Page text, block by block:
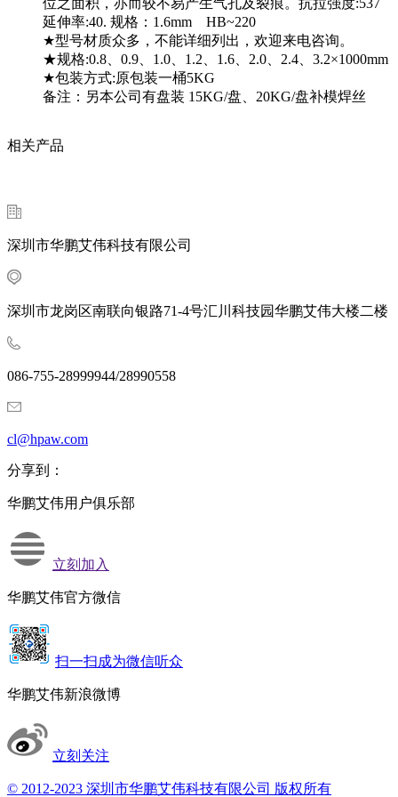
延伸率:40. 规格：1.6mm HB~220
★型号材质众多，不能详细列出，欢迎来电咨询。
★规格:0.8、0.9、1.0、1.2、1.6、2.0、2.4、3.2×1000mm
★包装方式:原包装一桶5KG
备注：另本公司有盘装 15KG/盘、20KG/盘补模焊丝
相关产品
深圳市华鹏艾伟科技有限公司
深圳市龙岗区南联向银路71-4号汇川科技园华鹏艾伟大楼二楼
086-755-28999944/28990558
cl@hpaw.com
分享到：
华鹏艾伟用户俱乐部
立刻加入
华鹏艾伟官方微信
扫一扫成为微信听众
华鹏艾伟新浪微博
立刻关注
© 2012-2023 深圳市华鹏艾伟科技有限公司 版权所有